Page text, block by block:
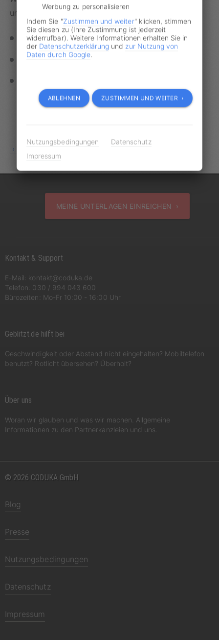
unter:
INFOS ZU DEN KANZLEIEN UND UNS
SO FUNTIONIERT GEBLITZT.DE
ZUR STARTSEITE
MEINE UNTERLAGEN EINREICHEN ›
Kontakt & Support
E-Mail: kontakt@coduka.de
Telefon: 030 / 994 043 600
Bürozeiten: Mo-Fr 10:00 - 16:00 Uhr
Geblitzt.de hilft bei
Geschwindigkeit oder Abstand nicht eingehalten? Mobiltelefon
benutzt? Rotlicht übersehen? Überholt?
Über uns
Woran wir glauben und was wir machen. Allgemeine
Informationen zu den Partnerkanzleien und uns.
© 2026 CODUKA GmbH
Blog
Presse
Nutzungsbedingungen
Datenschutz
Impressum
Werbung zu personalisieren
Indem Sie "Zustimmen und weiter" klicken, stimmen
Sie diesen zu (Ihre Zustimmung ist jederzeit
widerrufbar). Weitere Informationen erhalten Sie in
der Datenschutzerklärung und zur Nutzung von
Daten durch Google.
ABLEHNEN ZUSTIMMEN UND WEITER ›
Nutzungsbedingungen
Datenschutz
Impressum